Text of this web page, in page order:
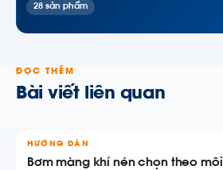
28 sản phẩm
ĐỌC THÊM
Bài viết liên quan
HƯỚNG DẪN
Bơm màng khí nén chọn theo môi